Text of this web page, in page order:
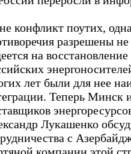
конфликт поутих,
разрешены
на
лет были для нее
Теперь Минск
Лукашенко
с